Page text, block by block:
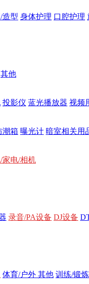
造型 身体护理 口腔护理
其他
投影仪 蓝光播放器 视频
潮箱 曝光计 暗室相关用
家电/相机
录音/PA设备 DJ设备
体育/户外 其他 训练/锻炼